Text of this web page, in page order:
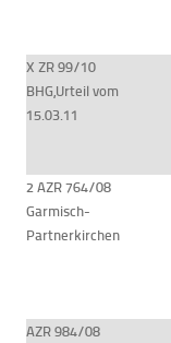
X ZR 99/10
BHG,Urteil vom
15.03.11
2 AZR 764/08
Garmisch-
Partnerkirchen
AZR 984/08